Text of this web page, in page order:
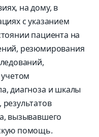
на дому, в
с указанием
пациента на
резюмирования
диагноза и шкалы
вызывавшего
помощь.